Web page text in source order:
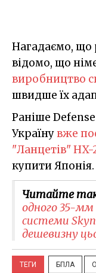
Нагадаємо, що
відомо, що
виробництво
швидше їх
Раніше
Українувже
"Ланцетів"
купити Японія.
Читайте
одного 35-мм
системи
дешевизну
ТЕГИ БПЛА